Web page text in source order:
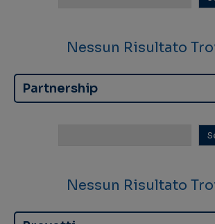
Nessun Risultato
Partnership
Nessun Risultato